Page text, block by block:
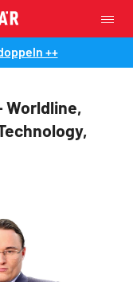
++
Worldline,